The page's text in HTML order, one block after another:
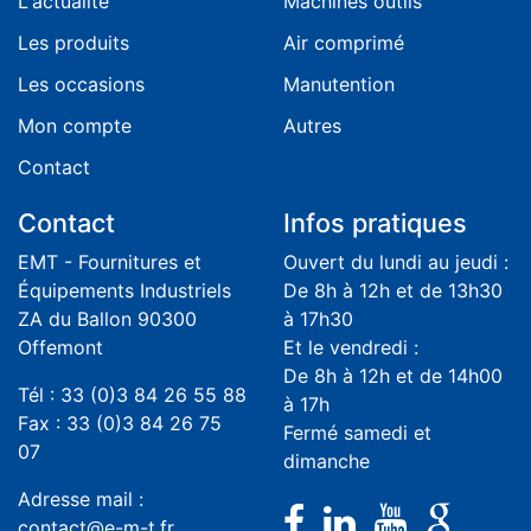
Les produits
Les occasions
Mon compte
Contact
Air comprimé
Manutention
Autres
Contact
EMT - Fournitures et
Équipements Industriels
ZA du Ballon 90300
Offemont
Tél : 33 (0)3 84 26 55 88
Fax : 33 (0)3 84 26 75
07
Adresse mail :
Infos pratiques
Ouvert du lundi au jeudi :
De 8h à 12h et de 13h30
à 17h30
Et le vendredi :
De 8h à 12h et de 14h00
à 17h
Fermé samedi et
dimanche